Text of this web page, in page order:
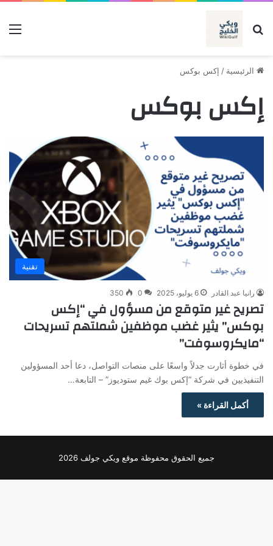
بحث عن
الرئيسية / إكس بوكس
إكس بوكس
تقنية
رانيا عبد القادر 6 يوليو، 2025 0
350
تصريح غير متوقع من مسؤول في “إكس
بوكس” يثير غضب موظفين شملتهم تسريحات
“مايكروسوفت”
في خطوة أثارت جدلاً واسعًا على منصات التواصل، دعا أحد المسؤولين
التنفيذيين في شركة “إكس بوك غيم ستوديوز” – التابعة…
أكمل القراءة »
جميع الحقوق محفوظة موقع ويكي جولف 2026